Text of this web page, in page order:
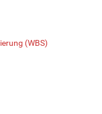
(WBS)